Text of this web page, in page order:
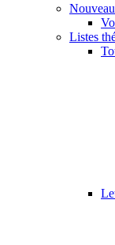
Listes